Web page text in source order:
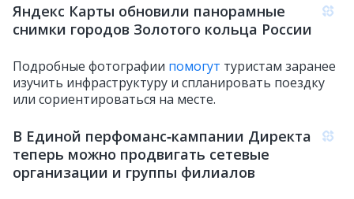
Яндекс Карты обновили панорамные
снимки городов Золотого кольца России
Подробные фотографии помогут туристам заранее
изучить инфраструктуру и спланировать поездку
или сориентироваться на месте.
В Единой перфоманс‑кампании Директа
теперь можно продвигать сетевые
организации и группы филиалов